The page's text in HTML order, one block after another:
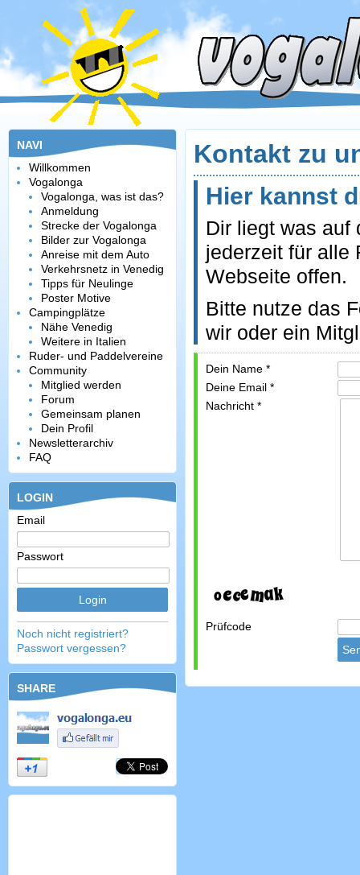
NAVI
Willkommen
Vogalonga
Vogalonga, was ist das?
Anmeldung
Strecke der Vogalonga
Bilder zur Vogalonga
Anreise mit dem Auto
Verkehrsnetz in Venedig
Tipps für Neulinge
Poster Motive
Campingplätze
Nähe Venedig
Weitere in Italien
Ruder- und Paddelvereine
Community
Mitglied werden
Forum
Gemeinsam planen
Dein Profil
Newsletterarchiv
FAQ
LOGIN
Email
Passwort
Noch nicht registriert?
Passwort vergessen?
SHARE
Kontakt zu
Hier kannst
Dir liegt was auf
jederzeit für alle
Webseite offen.
Bitte nutze das
wir oder ein
Dein Name *
Deine Email *
Nachricht *
Prüfcode